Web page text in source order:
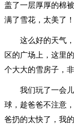
盖了一层厚厚的棉
满了雪花，太美了！
这么好的天气
区的广场上，这里
个大大的雪房子，非
我们玩了一会
球，趁爸爸不注意
爸扔的太快了，我